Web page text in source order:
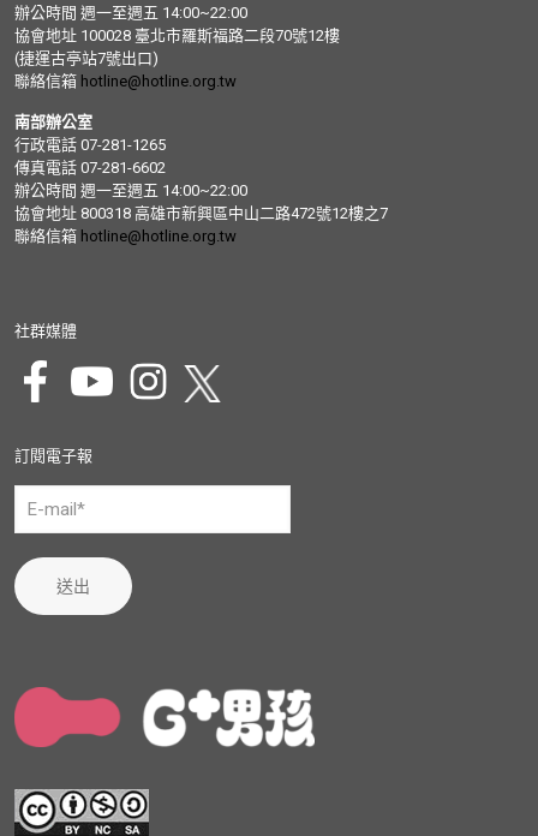
辦公時間 週一至週五 14:00~22:00
協會地址 100028 臺北市羅斯福路二段70號12樓
(捷運古亭站7號出口)
聯絡信箱 hotline@hotline.org.tw
南部辦公室
行政電話 07-281-1265
傳真電話 07-281-6602
辦公時間 週一至週五 14:00~22:00
協會地址 800318 高雄市新興區中山二路472號12樓之7
聯絡信箱 hotline@hotline.org.tw
社群媒體
訂閱電子報
送出